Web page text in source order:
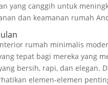
yang canggih untuk
dan keamanan rumah
rumah minimalis
tepat bagi mereka yang
bersih, rapi, dan elegan.
elemen-elemen